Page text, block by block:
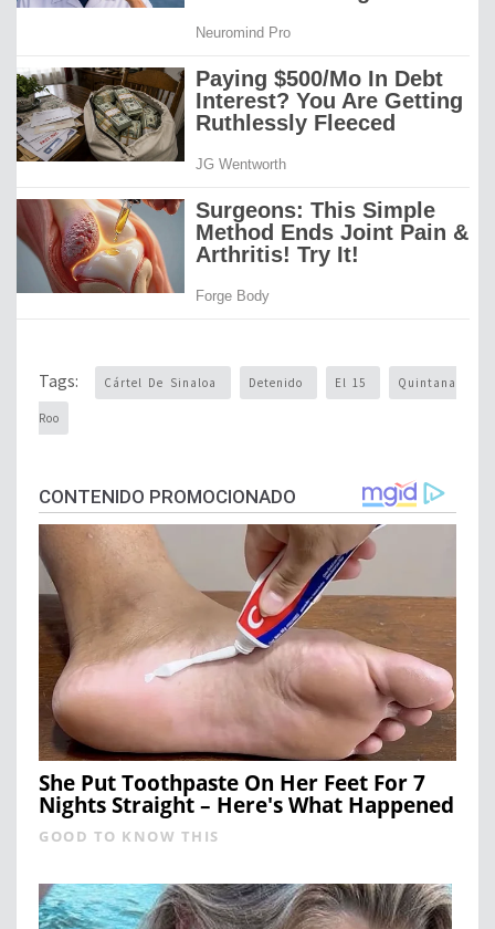
Tags: Cártel De Sinaloa Detenido El 15 Quintana
Roo
CONTENIDO PROMOCIONADO
She Put Toothpaste On Her Feet For 7
Nights Straight – Here's What Happened
GOOD TO KNOW THIS